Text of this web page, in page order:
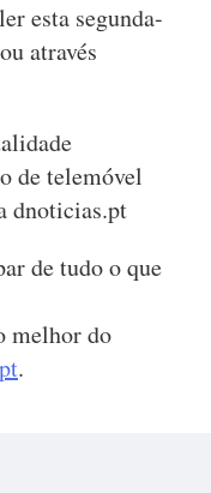
esta segunda-
através
de telemóvel
dnoticias.pt
de tudo o que
melhor do
.